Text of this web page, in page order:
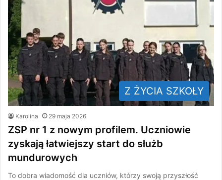
Z ŻYCIA SZKOŁY
Karolina 29 maja 2026
ZSP nr 1 z nowym profilem. Uczniowie
zyskają łatwiejszy start do służb
mundurowych
To dobra wiadomość dla uczniów, którzy swoją przyszłość